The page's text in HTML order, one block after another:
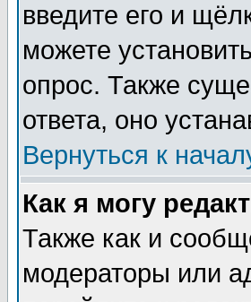
введите его и
можете
опрос. Также
ответа, оно
Вернуться к
Как я могу
Также как и
модераторы или